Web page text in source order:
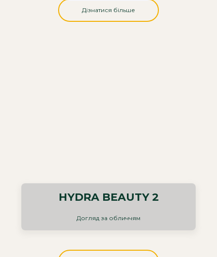
Дізнатися більше
HYDRA BEAUTY 2
Догляд за обличчям